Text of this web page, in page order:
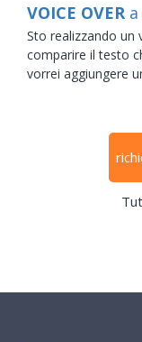
VOICE OVER
Sto realizzando un
comparire il testo
vorrei aggiungere